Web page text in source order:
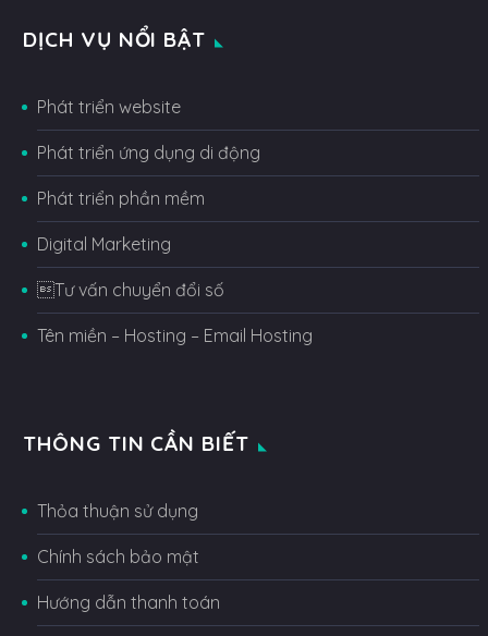
DỊCH VỤ NỔI BẬT
Phát triển website
Phát triển ứng dụng di động
Phát triển phần mềm
Digital Marketing
Tư vấn chuyển đổi số
Tên miền – Hosting – Email Hosting
THÔNG TIN CẦN BIẾT
Thỏa thuận sử dụng
Chính sách bảo mật
Hướng dẫn thanh toán